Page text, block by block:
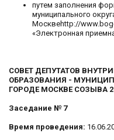
путем заполнения
муниципального
Москвеhttp://
«Электронная
СОВЕТ ДЕПУТАТОВ
ОБРАЗОВАНИЯ -
ГОРОДЕ МОСКВЕ СОЗЫВА
Заседание № 7
Время проведения: